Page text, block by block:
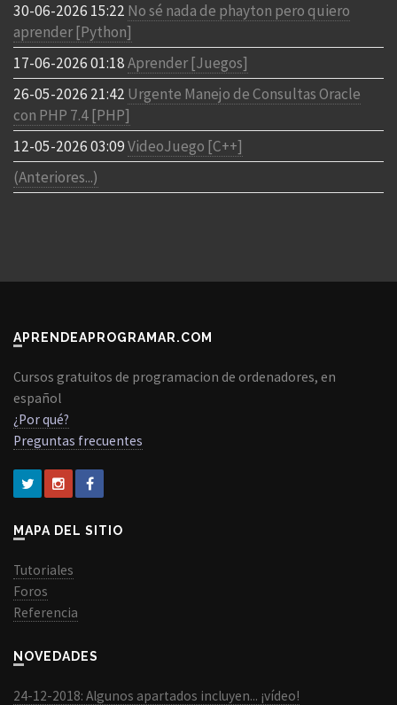
30-06-2026 15:22 No sé nada de phayton pero quiero
aprender [Python]
17-06-2026 01:18Aprender [Juegos]
26-05-2026 21:42 Urgente Manejo de Consultas Oracle
con PHP 7.4 [PHP]
12-05-2026 03:09VideoJuego [C++]
(Anteriores...)
APRENDEAPROGRAMAR.COM
Cursos gratuitos de programacion de ordenadores, en
español
¿Por qué?
Preguntas frecuentes
MAPA DEL SITIO
Tutoriales
Foros
Referencia
NOVEDADES
24-12-2018: Algunos apartados incluyen... ¡vídeo!